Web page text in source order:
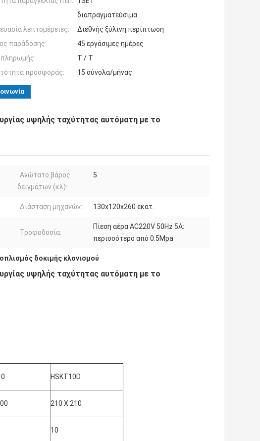
διαπραγματεύσιμα
λεπτομέρειες:
Διεθνής ξύλινη περίπτωση
παράδοσης:
45 εργάσιμες ημέρες
T / T
προσφοράς:
15 σύνολα/μήνας
υψηλής ταχύτητας αυτόματη με το
Ανώτατο βάρος
δειγμάτων (κλ):
5
Διάσταση μηχανών: 130x120x260 εκατ.
Τροφοδοσία:
Πίεση αέρα AC220V 50Hz 5A:
περισσότερο από 0.5Mpa
δοκιμής κλονισμού
υψηλής ταχύτητας αυτόματη με το
HSKT10D
210 X 210
10